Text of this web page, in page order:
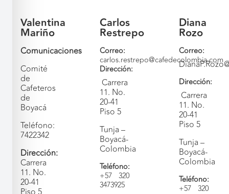
Valentina
Mariño
Comunicaciones
Comité
de
Cafeteros
de
Boyacá
Teléfono:
7422342
Dirección:
Carrera
11. No.
20-41
Carlos
Restrepo
Correo:
carlos.restrepo@cafedecolombia.com
Dirección:
Carrera
11. No.
20-41
Piso 5
Tunja –
Boyacá-
Colombia
Teléfono:
+57 320
3473925
Diana
Rozo
Correo:
Dirección:
Carrera
11. No.
20-41
Piso 5
Tunja –
Boyacá-
Colombia
Teléfono:
+57 320